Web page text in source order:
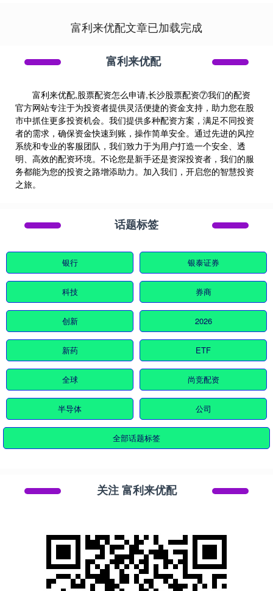
富利来优配文章已加载完成
富利来优配
富利来优配,股票配资怎么申请,长沙股票配资⑦我们的配资
官方网站专注于为投资者提供灵活便捷的资金支持，助力您在股
市中抓住更多投资机会。我们提供多种配资方案，满足不同投资
者的需求，确保资金快速到账，操作简单安全。通过先进的风控
系统和专业的客服团队，我们致力于为用户打造一个安全、透
明、高效的配资环境。不论您是新手还是资深投资者，我们的服
务都能为您的投资之路增添助力。加入我们，开启您的智慧投资
之旅。
话题标签
银行 银泰证券
科技 券商
创新 2026
新药 ETF
全球 尚竞配资
半导体 公司
全部话题标签
关注 富利来优配